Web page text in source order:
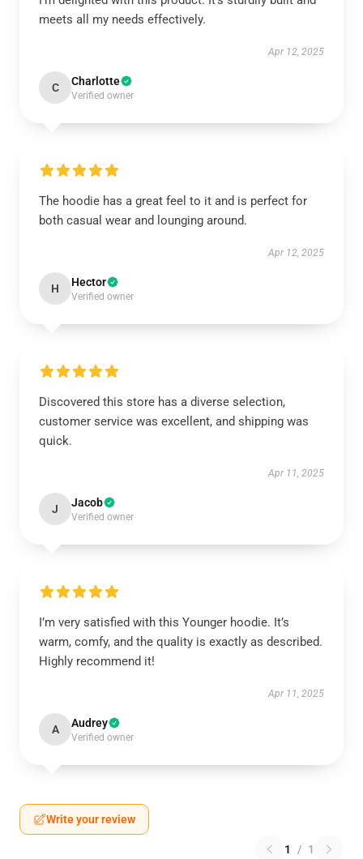
meets all my needs effectively.
Apr 12, 2025
C Charlotte
Verified owner
The hoodie has a great feel to it and is perfect for
both casual wear and lounging around.
Apr 12, 2025
H Hector
Verified owner
Discovered this store has a diverse selection,
customer service was excellent, and shipping was
quick.
Apr 11, 2025
J Jacob
Verified owner
I’m very satisfied with this Younger hoodie. It’s
warm, comfy, and the quality is exactly as described.
Highly recommend it!
Apr 11, 2025
A Audrey
Verified owner
Write your review
1 / 1